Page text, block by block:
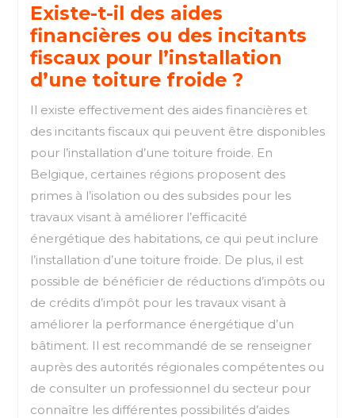
Existe-t-il des aides
financières ou des incitants
fiscaux pour l’installation
d’une toiture froide ?
Il existe effectivement des aides financières et
des incitants fiscaux qui peuvent être disponibles
pour l’installation d’une toiture froide. En
Belgique, certaines régions proposent des
primes à l’isolation ou des subsides pour les
travaux visant à améliorer l’efficacité
énergétique des habitations, ce qui peut inclure
l’installation d’une toiture froide. De plus, il est
possible de bénéficier de réductions d’impôts ou
de crédits d’impôt pour les travaux visant à
améliorer la performance énergétique d’un
bâtiment. Il est recommandé de se renseigner
auprès des autorités régionales compétentes ou
de consulter un professionnel du secteur pour
connaître les différentes possibilités d’aides